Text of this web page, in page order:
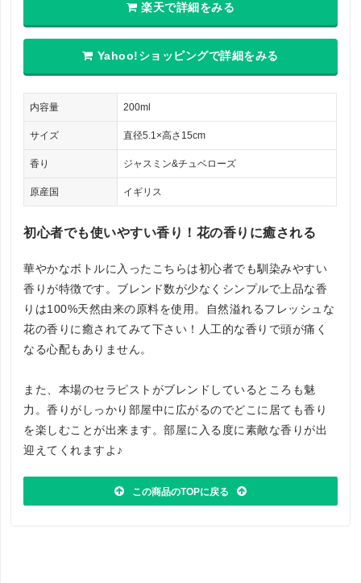
楽天で詳細をみる
Yahoo!ショッピングで詳細をみる
内容量 200ml
サイズ 直径5.1×高さ15cm
香り ジャスミン&チュベローズ
原産国 イギリス
初心者でも使いやすい香り！花の香りに癒される
華やかなボトルに入ったこちらは初心者でも馴染みやすい
香りが特徴です。ブレンド数が少なくシンプルで上品な香
りは100%天然由来の原料を使用。自然溢れるフレッシュな
花の香りに癒されてみて下さい！人工的な香りで頭が痛く
なる心配もありません。
また、本場のセラピストがブレンドしているところも魅
力。香りがしっかり部屋中に広がるのでどこに居ても香り
を楽しむことが出来ます。部屋に入る度に素敵な香りが出
迎えてくれますよ♪
この商品のTOPに戻る